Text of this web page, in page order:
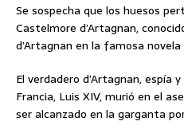
Se sospecha que los huesos
Castelmore d’Artagnan,
d’Artagnan en la famosa novela
El verdadero d’Artagnan, espía
Francia, Luis XIV, murió en el
ser alcanzado en la garganta